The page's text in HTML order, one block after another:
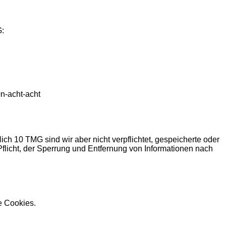
acht-acht
10 TMG sind wir aber nicht verpflichtet, gespeicherte oder
der Sperrung und Entfernung von Informationen nach
Cookies.